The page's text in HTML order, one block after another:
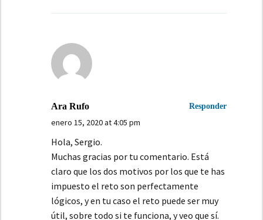
Ara Rufo Responder
enero 15, 2020 at 4:05 pm
Hola, Sergio.
Muchas gracias por tu comentario. Está
claro que los dos motivos por los que te has
impuesto el reto son perfectamente
lógicos, y en tu caso el reto puede ser muy
útil, sobre todo si te funciona, y veo que sí.